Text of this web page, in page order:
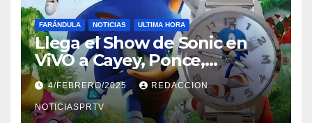
FARÁNDULA NOTICIAS ULTIMA HORA
Llega el Show de Sonic en
ViVO a Cayey, Ponce,
Barceloneta y Humacao,
Relojes gratis para el que
compre ahora….
4/FEBRERO/2025 REDACCION
NOTICIASPRTV